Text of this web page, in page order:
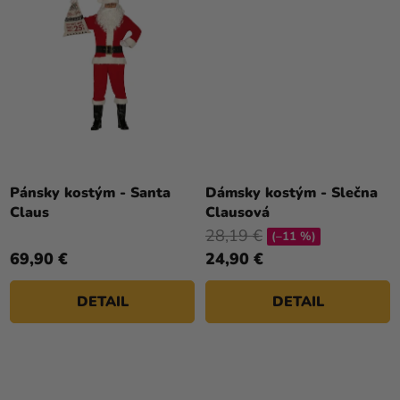
Pánsky kostým - Santa
Claus
69,90 €
DETAIL
Dámsky kostým - Slečna
Clausová
24,90 €
28,19 € (–11 %)
DETAIL